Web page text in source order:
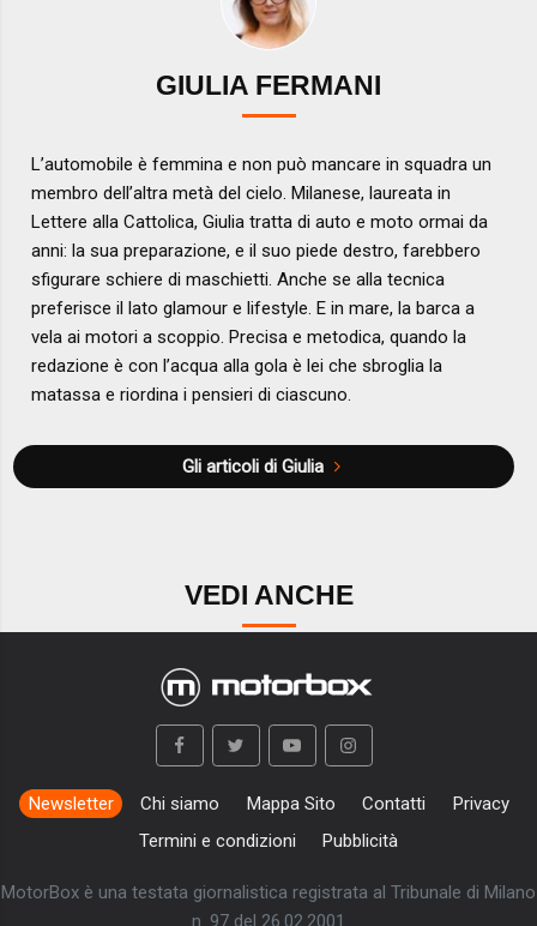
GIULIA FERMANI
L’automobile è femmina e non può mancare in squadra un
membro dell’altra metà del cielo. Milanese, laureata in
Lettere alla Cattolica, Giulia tratta di auto e moto ormai da
anni: la sua preparazione, e il suo piede destro, farebbero
sfigurare schiere di maschietti. Anche se alla tecnica
preferisce il lato glamour e lifestyle. E in mare, la barca a
vela ai motori a scoppio. Precisa e metodica, quando la
redazione è con l’acqua alla gola è lei che sbroglia la
matassa e riordina i pensieri di ciascuno.
Gli articoli di Giulia
VEDI ANCHE
Newsletter Chi siamo Mappa Sito Contatti
Privacy
Termini e condizioni
Pubblicità
MotorBox è una testata giornalistica registrata al Tribunale di Milano
n. 97 del 26.02.2001